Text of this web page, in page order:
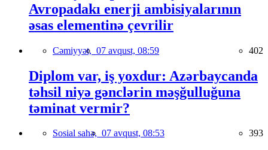
Avropadakı enerji ambisiyalarının
əsas elementinə çevrilir
Cəmiyyət, 07 avqust, 08:59 402
Diplom var, iş yoxdur: Azərbaycanda
təhsil niyə gənclərin məşğulluğuna
təminat vermir?
Sosial sahə, 07 avqust, 08:53 393